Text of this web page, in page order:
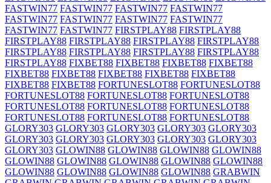
FASTWIN77 FASTWIN77 FASTWIN77 FASTWIN77
FASTWIN77 FASTWIN77 FASTWIN77 FASTWIN77
FASTWIN77 FASTWIN77 FIRSTPLAY88 FIRSTPLAY88
FIRSTPLAY88 FIRSTPLAY88 FIRSTPLAY88 FIRSTPLAY88
FIRSTPLAY88 FIRSTPLAY88 FIRSTPLAY88 FIRSTPLAY88
FIRSTPLAY88 FIXBET88 FIXBET88 FIXBET88 FIXBET88
FIXBET88 FIXBET88 FIXBET88 FIXBET88 FIXBET88
FIXBET88 FIXBET88 FORTUNESLOT88 FORTUNESLOT88
FORTUNESLOT88 FORTUNESLOT88 FORTUNESLOT88
FORTUNESLOT88 FORTUNESLOT88 FORTUNESLOT88
FORTUNESLOT88 FORTUNESLOT88 FORTUNESLOT88
GLORY303 GLORY303 GLORY303 GLORY303 GLORY303
GLORY303 GLORY303 GLORY303 GLORY303 GLORY303
GLORY303 GLOWIN88 GLOWIN88 GLOWIN88 GLOWIN88
GLOWIN88 GLOWIN88 GLOWIN88 GLOWIN88 GLOWIN88
GLOWIN88 GLOWIN88 GLOWIN88 GLOWIN88 GRABWIN